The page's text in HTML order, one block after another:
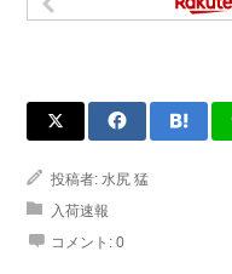
投稿者: 水尻 猛
入荷速報
コメント: 0